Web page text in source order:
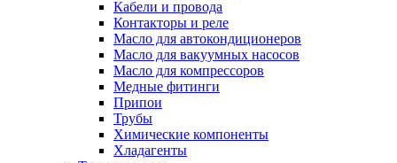
Кабели и провода
Контакторы и реле
Масло для автокондиционеров
Масло для вакуумных насосов
Масло для компрессоров
Медные фитинги
Припои
Трубы
Химические компоненты
Хладагенты